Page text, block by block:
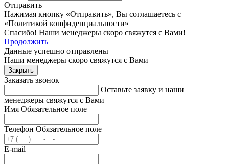
Отправить
Нажимая кнопку «Отправить», Вы соглашаетесь с
«Политикой конфиденциальности»
Спасибо! Наши менеджеры скоро свяжутся с Вами!
Продолжить
Данные успешно отправлены
Наши менеджеры скоро свяжутся с Вами
Закрыть
Заказать звонок
Оставьте заявку и наши
менеджеры свяжутся с Вами
Имя Обязательное поле
Телефон Обязательное поле
E-mail